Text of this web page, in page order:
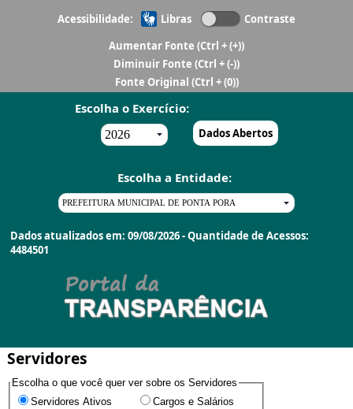
Acessibilidade: Libras
Contraste
Aumentar Fonte (Ctrl + (+))
Diminuir Fonte (Ctrl + (-))
Fonte Original (Ctrl + (0))
Escolha o Exercício:
Dados Abertos
Escolha a Entidade:
Dados atualizados em: 09/08/2026 - Quantidade de Acessos:
4484501